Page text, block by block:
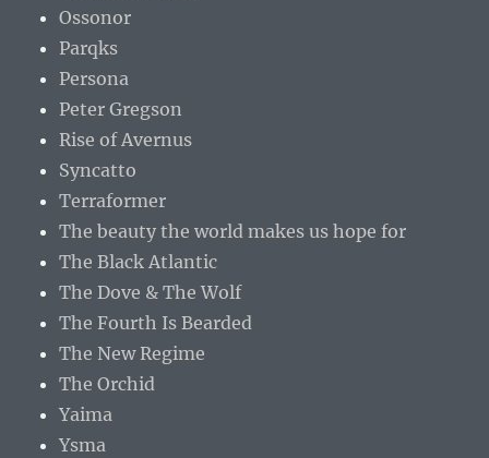
Ossonor
Parqks
Persona
Peter Gregson
Rise of Avernus
Syncatto
Terraformer
The beauty the world makes us hope for
The Black Atlantic
The Dove & The Wolf
The Fourth Is Bearded
The New Regime
The Orchid
Yaima
Ysma